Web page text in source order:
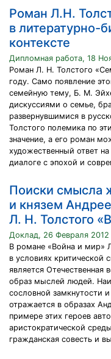
Роман Л.Н.
в литературно-
контексте
Дипломная работа, 18
Роман Л. Н. Толстого
году. Само появление
семейную тему, Б. М.
дискуссиями о семье,
развернувшимися в
Толстого полемика по
значение, а его роман
художественный ответ
диалоге с эпохой и
Поиски смысла
и князем
Л. Н. Толстого
Доклад, 26 Февраля 2012
В романе «Война и мир»
в условиях критической
является Отечественная
образ мыслей людей.
сословной замкнутости
отражается в образах
примере этих героев
аристократической
гражданская совесть и